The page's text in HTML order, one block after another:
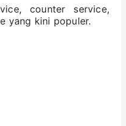
counter service,
yang kini populer.